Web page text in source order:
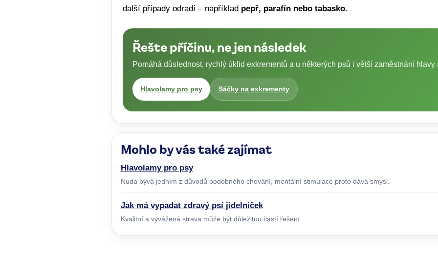
další případy odradí – například pepř, parafín nebo tabasko.
Řešte příčinu, ne jen následek
Pomáhá důslednost, rychlý úklid exkrementů a u některých psů i větší zaměstnání
Hlavolamy pro psy Sáčky na exkrementy
Mohlo by vás také zajímat
Hlavolamy pro psy
Nuda bývá jedním z důvodů podobného chování, mentální stimulace proto dává smysl.
Jak má vypadat zdravý psí jídelníček
Kvalitní a vyvážená strava může být důležitou částí řešení.